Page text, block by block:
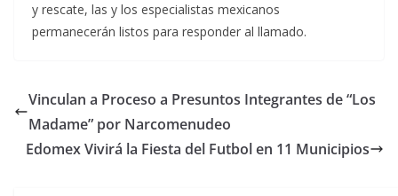
y rescate, las y los especialistas mexicanos
permanecerán listos para responder al llamado.
Vinculan a Proceso a Presuntos Integrantes de “Los
Madame” por Narcomenudeo
Edomex Vivirá la Fiesta del Futbol en 11 Municipios